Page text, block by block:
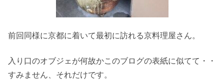
前回同様に京都に着いて最初に訪れる京料理屋さん。
入り口のオブジェが何故かこのブログの表紙に似てて・・
すみません、それだけです。